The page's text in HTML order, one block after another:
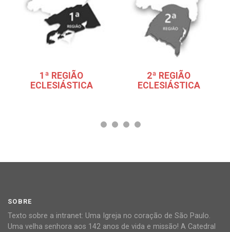
1ª REGIÃO
ECLESIÁSTICA
2ª REGIÃO
ECLESIÁSTICA
SOBRE
Texto sobre a intranet: Uma Igreja no coração de São Paulo.
Uma velha senhora aos 142 anos de vida e missão! A Catedral